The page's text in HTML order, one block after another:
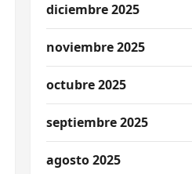
diciembre 2025
noviembre 2025
octubre 2025
septiembre 2025
agosto 2025